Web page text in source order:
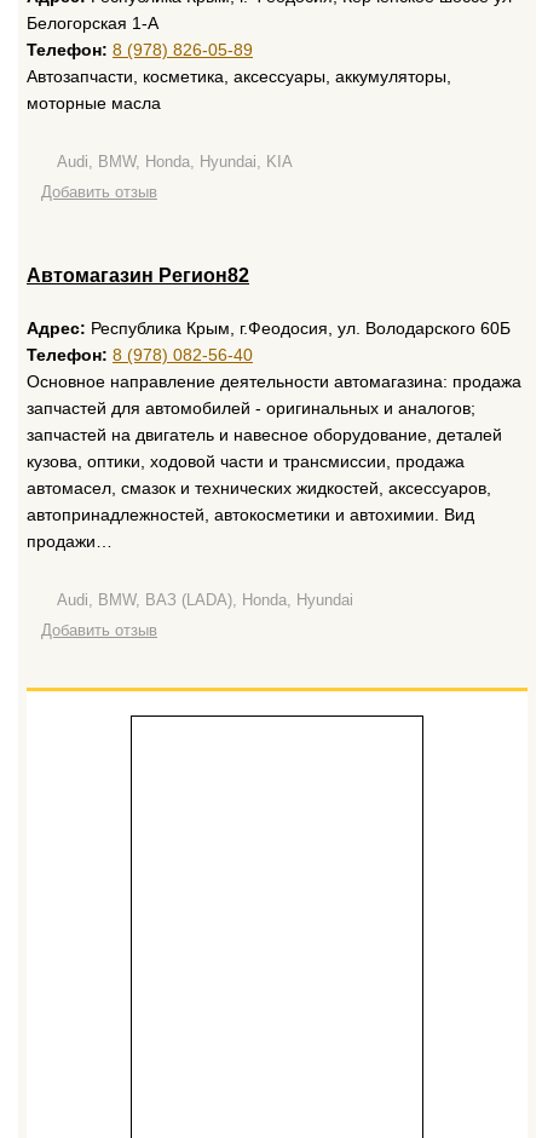
Белогорская 1-А
Телефон: 8 (978) 826-05-89
Автозапчасти, косметика, аксессуары, аккумуляторы,
моторные масла
Audi, BMW, Honda, Hyundai, KIA
Добавить отзыв
Автомагазин Регион82
Адрес: Республика Крым, г.Феодосия, ул. Володарского 60Б
Телефон: 8 (978) 082-56-40
Основное направление деятельности автомагазина: продажа
запчастей для автомобилей - оригинальных и аналогов;
запчастей на двигатель и навесное оборудование, деталей
кузова, оптики, ходовой части и трансмиссии, продажа
автомасел, смазок и технических жидкостей, аксессуаров,
автопринадлежностей, автокосметики и автохимии. Вид
продажи…
Audi, BMW, ВАЗ (LADA), Honda, Hyundai
Добавить отзыв